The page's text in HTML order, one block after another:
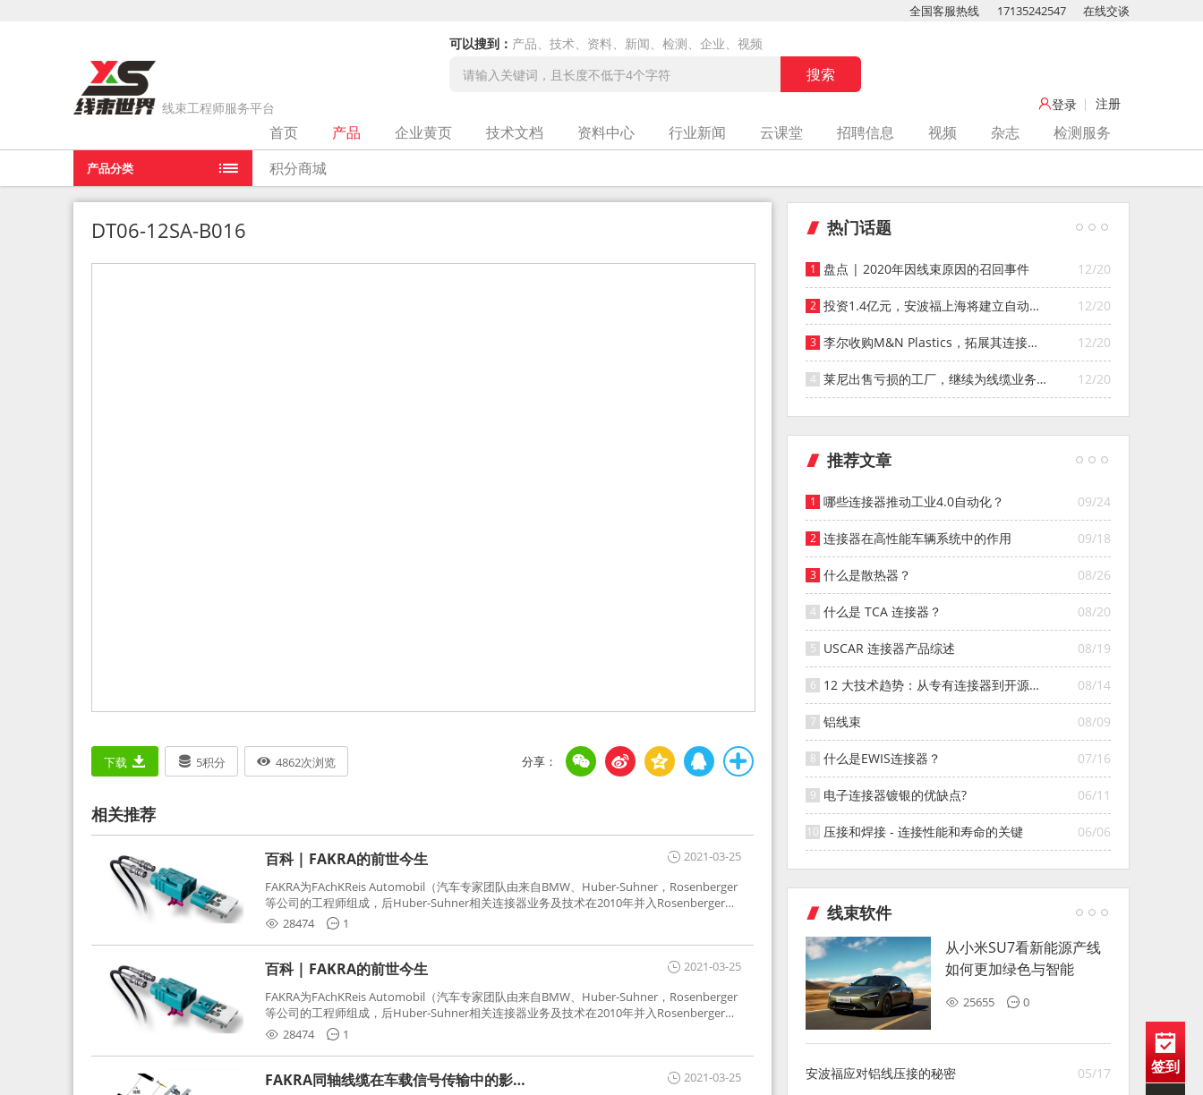
线束工程师服务平台
可以搜到： 产品、技术、资料、新闻、检测、企业、视频
全国客服热线 17135242547 在线交谈
登录 注册
产品分类
首页 产品 企业黄页 技术文档 资料中心 行业新闻 云课堂 招聘信息 视频 杂志
检测服务
积分商城
当前位置： DT06-12SA-B016
DT06-12SA-B016
下载 5积分 4862次浏览
相关推荐
2021-03-25
百科 | FAKRA的前世今生
FAKRA为FAchKReis Automobil（汽车专家团队由来自BMW、Huber-Suhner，Rosenberger
等公司的工程师组成，后Huber-Suhner相关连接器业务及技术在2010年并入Rosenberger）
缩写。起初为BMW需求用于车载收音机天线连接，如今FAKRA已成为汽车行业通用标准的射
频连接器，被业内广泛应用。
28474 1
2021-03-25
百科 | FAKRA的前世今生
FAKRA为FAchKReis Automobil（汽车专家团队由来自BMW、Huber-Suhner，Rosenberger
等公司的工程师组成，后Huber-Suhner相关连接器业务及技术在2010年并入Rosenberger）
缩写。起初为BMW需求用于车载收音机天线连接，如今FAKRA已成为汽车行业通用标准的射
频连接器，被业内广泛应用。
28474 1
2021-03-25
FAKRA同轴线缆在车载信号传输中的影响
热门话题
12/20
盘点 | 2020年因线束原因的召回事件
12/20
投资1.4亿元，安波福上海将建立自动化
智能仓库
12/20
李尔收购M&N Plastics，拓展其连接器
系统业务
12/20
莱尼出售亏损的工厂，继续为线缆业务
寻找投资者
推荐文章
09/24
哪些连接器推动工业4.0自动化？
09/18
连接器在高性能车辆系统中的作用
08/26
什么是散热器？
08/20
什么是 TCA 连接器？
08/19
USCAR 连接器产品综述
08/14
12 大技术趋势：从专有连接器到开源连
接器的演变
08/09
铝线束
07/16
什么是EWIS连接器？
06/11
电子连接器镀银的优缺点?
06/06
压接和焊接 - 连接性能和寿命的关键
线束软件
从小米SU7看新能源产线
如何更加绿色与智能
25655 0
05/17
安波福应对铝线压接的秘密
签到